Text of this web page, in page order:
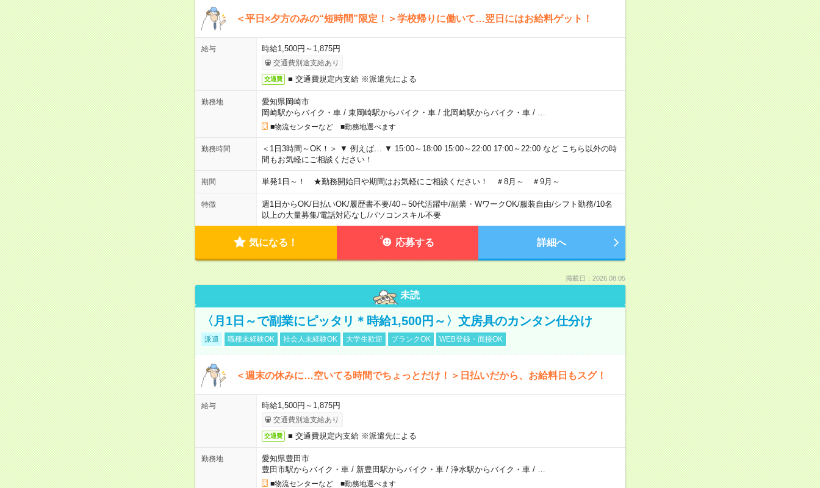
＜平日×夕方のみの“短時間”限定！＞学校帰りに働いて…翌日にはお給料ゲット！
給与 時給1,500円～1,875円
交通費別途支給あり
交通費 ■ 交通費規定内支給 ※派遣先による
勤務地
愛知県岡崎市
岡崎駅からバイク・車/ 東岡崎駅からバイク・車/ 北岡崎駅からバイク・車/
■物流センターなど ■勤務地選べます
勤務時間
＜1日3時間～OK！＞ ▼ 例えば… ▼ 15:00～18:00 15:00～22:00 17:00～22:00 など こちら以外の時
間もお気軽にご相談ください！
期間 単発1日～！ ★勤務開始日や期間はお気軽にご相談ください！ ＃8月～ ＃9月～
特徴 週1日からOK/日払いOK/履歴書不要/40～50代活躍中/副業・WワークOK/服装自由/シフト勤務/10名
以上の大量募集/電話対応なし/パソコンスキル不要
気になる！ 応募する 詳細へ
掲載日：2026.08.05
未読
〈月1日～で副業にピッタリ＊時給1,500円～〉文房具のカンタン仕分け
派遣 職種未経験OK 社会人未経験OK 大学生歓迎 ブランクOK WEB登録・面接OK
＜週末の休みに…空いてる時間でちょっとだけ！＞日払いだから、お給料日もスグ！
給与 時給1,500円～1,875円
交通費別途支給あり
交通費 ■ 交通費規定内支給 ※派遣先による
勤務地
愛知県豊田市
豊田市駅からバイク・車/ 新豊田駅からバイク・車/ 浄水駅からバイク・車/
■物流センターなど ■勤務地選べます